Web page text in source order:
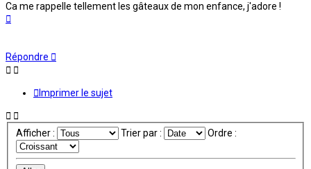
Ca me rappelle tellement les gâteaux de mon enfance, j'adore !
Répondre
Imprimer le sujet
Afficher : Trier par : Ordre :